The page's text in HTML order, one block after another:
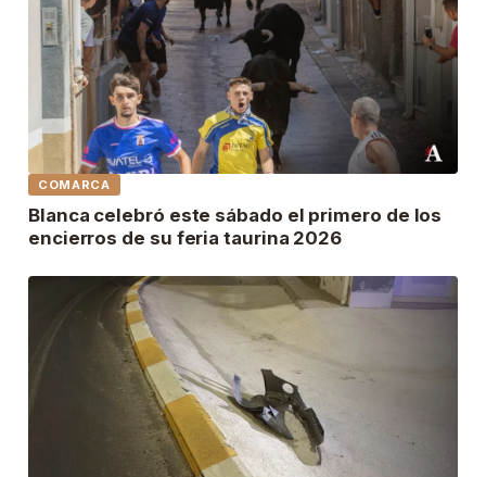
COMARCA
Blanca celebró este sábado el primero de los
encierros de su feria taurina 2026